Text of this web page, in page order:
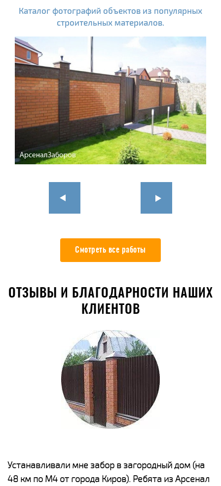
Каталог фотографий объектов из популярных
строительных материалов.
Смотреть все работы
ОТЗЫВЫ И БЛАГОДАРНОСТИ НАШИХ
КЛИЕНТОВ
Устанавливали мне забор в загородный дом (на
48 км по М4 от города Киров). Ребята из Арсенал